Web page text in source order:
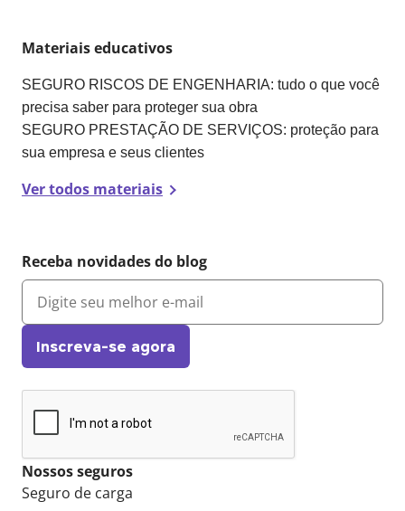
Nossos seguros
Seguro de carga
Materiais educativos
SEGURO RISCOS DE ENGENHARIA: tudo o que você
precisa saber para proteger sua obra
SEGURO PRESTAÇÃO DE SERVIÇOS: proteção para
sua empresa e seus clientes
Ver todos materiais
Receba novidades do blog
Inscreva-se agora